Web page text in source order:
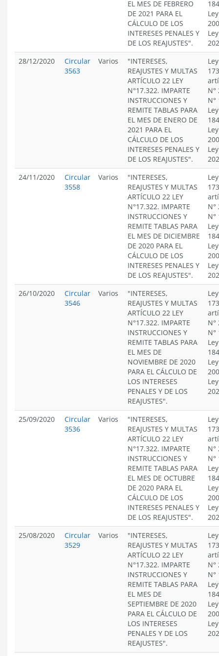
EL MES DE FEBRERO
DE 2021 PARA EL
CÁLCULO DE LOS
INTERESES PENALES Y
DE LOS REAJUSTES".
28/12/2020
Circular
3563
Varios
"INTERESES,
REAJUSTES Y MULTAS
ARTÍCULO 22 LEY
N°17.322. IMPARTE
INSTRUCCIONES Y
REMITE TABLAS PARA
EL MES DE ENERO DE
2021 PARA EL
CÁLCULO DE LOS
INTERESES PENALES Y
DE LOS REAJUSTES".
N°
N°
24/11/2020
Circular
3558
Varios
"INTERESES,
REAJUSTES Y MULTAS
ARTÍCULO 22 LEY
N°17.322. IMPARTE
INSTRUCCIONES Y
REMITE TABLAS PARA
EL MES DE DICIEMBRE
DE 2020 PARA EL
CÁLCULO DE LOS
INTERESES PENALES Y
DE LOS REAJUSTES".
N°
N°
26/10/2020
Circular
3546
Varios
"INTERESES,
REAJUSTES Y MULTAS
ARTÍCULO 22 LEY
N°17.322. IMPARTE
INSTRUCCIONES Y
REMITE TABLAS PARA
EL MES DE
NOVIEMBRE DE 2020
PARA EL CÁLCULO DE
LOS INTERESES
PENALES Y DE LOS
REAJUSTES".
N°
N°
25/09/2020
Circular
3536
Varios
"INTERESES,
REAJUSTES Y MULTAS
ARTÍCULO 22 LEY
N°17.322. IMPARTE
INSTRUCCIONES Y
REMITE TABLAS PARA
EL MES DE OCTUBRE
DE 2020 PARA EL
CÁLCULO DE LOS
INTERESES PENALES Y
DE LOS REAJUSTES".
N°
N°
25/08/2020
Circular
3529
Varios
"INTERESES,
REAJUSTES Y MULTAS
ARTÍCULO 22 LEY
N°17.322. IMPARTE
INSTRUCCIONES Y
REMITE TABLAS PARA
EL MES DE
SEPTIEMBRE DE 2020
PARA EL CÁLCULO DE
LOS INTERESES
PENALES Y DE LOS
REAJUSTES".
N°
N°